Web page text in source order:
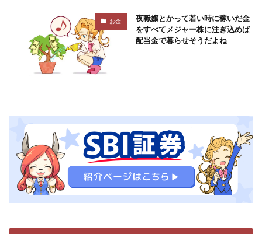
お金
夜職嬢とかって若い時に稼いだ金
をすべてメジャー株に注ぎ込めば
配当金で暮らせそうだよね